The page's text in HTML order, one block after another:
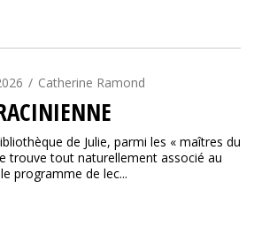
Catherine Ramond
de Julie, parmi les « maîtres du
trouve tout naturellement associé au
programme de lec...